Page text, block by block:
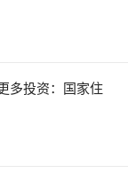
多投资：国家住